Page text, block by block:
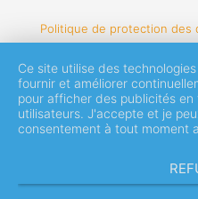
Politique de protection des
Ce site utilise des
fournir et améliorer
pour afficher des publicités
utilisateurs. J'accepte et je
consentement à tout moment